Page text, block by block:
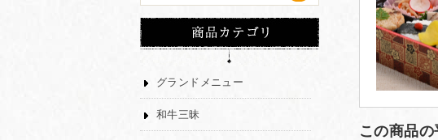
グランドメニュー
和牛三昧
この商品